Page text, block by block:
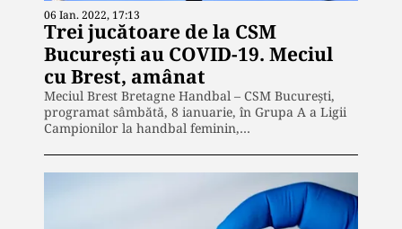
06 Ian. 2022, 17:13
Trei jucătoare de la CSM
București au COVID-19. Meciul
cu Brest, amânat
Meciul Brest Bretagne Handbal – CSM Bucureşti,
programat sâmbătă, 8 ianuarie, în Grupa A a Ligii
Campionilor la handbal feminin,…